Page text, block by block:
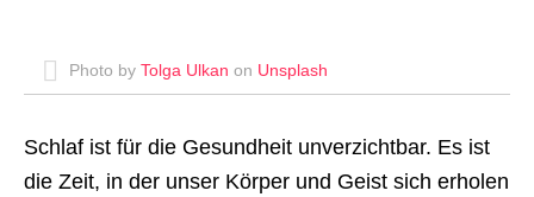
Photo by Tolga Ulkan on Unsplash
Schlaf ist für die Gesundheit unverzichtbar. Es ist
die Zeit, in der unser Körper und Geist sich erholen